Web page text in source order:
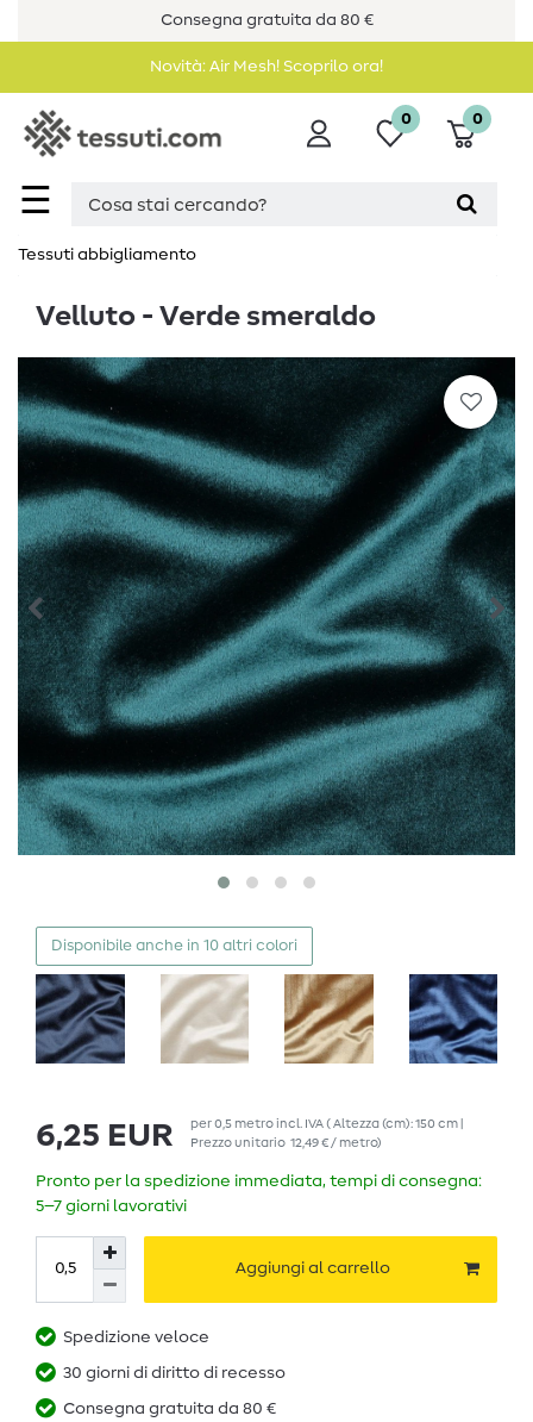
Consegna gratuita da 80 €
Novità: Air Mesh! Scoprilo ora!
☰
0 0
Tessuti abbigliamento
Velluto - Verde smeraldo
Disponibile anche in 10 altri colori
6,25 EUR per0,5 metroincl. IVA( Altezza (cm): 150 cm |
Prezzo unitario 12,49 € / metro)
Pronto per la spedizione immediata, tempi di consegna:
5–7 giorni lavorativi
Aggiungi al carrello
Spedizione veloce
30 giorni di diritto di recesso
Consegna gratuita da 80 €